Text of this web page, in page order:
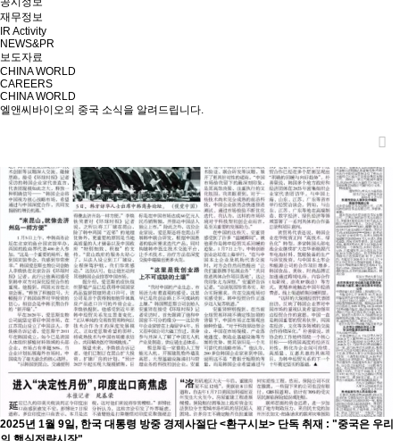
재무정보
IR Activity
NEWS&PR
보도자료
CHINA WORLD
CAREERS
CHINA WORLD
엘앤씨바이오의 중국 소식을 알려드립니다.
2025년 1월 9일, 한국 대통령 방중 경제사절단 <환구시보> 단독 취재 : "중국은 우리